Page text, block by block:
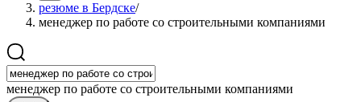
резюме в Бердске/
менеджер по работе со строительными компаниями
менеджер по работе со строительными компаниями